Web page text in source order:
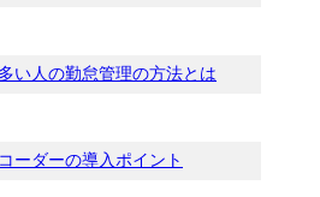
い人の勤怠管理の方法とは
ーダーの導入ポイント